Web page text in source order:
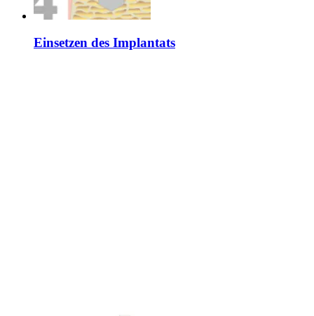
Einsetzen des Implantats